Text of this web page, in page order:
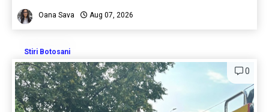
Oana Sava Aug 07, 2026
Stiri Botosani
0